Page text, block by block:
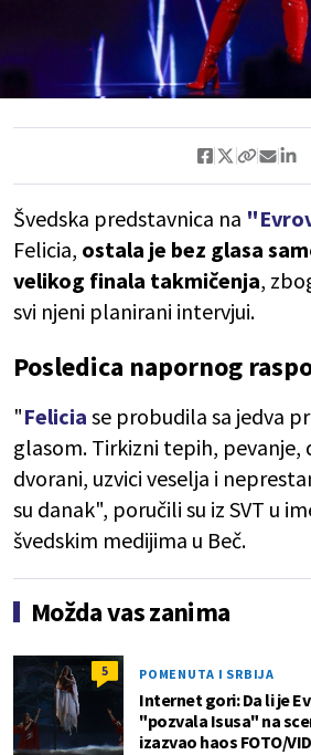
Švedska predstavnica na
Felicia, ostala je bez glasa
velikog finala takmičenja,
svi njeni planirani intervjui.
Posledica napornog
"Felicia se probudila sa jedva
glasom. Tirkizni tepih, pevanje,
dvorani, uzvici veselja i
su danak", poručili su iz SVT u
švedskim medijima u Beč.
Možda vas zanima
5 POMENUTA I SRBIJA
Internet gori: Da li je
"pozvala Isusa" na
izazvao haos FOTO/